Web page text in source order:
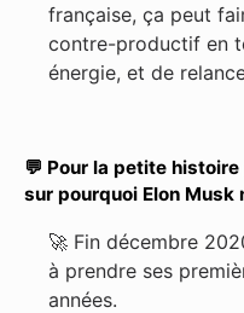
française, ça peut
contre-productif en
énergie, et de
💬 Pour la petite
sur pourquoi Elon Musk
🚀 Fin décembre
à prendre ses
années.